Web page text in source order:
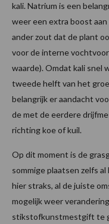
kali. Natrium is een
weer een extra boost aan
ander zout dat de plant
voor de interne
waarde). Omdat kali snel
tweede helft van het
belangrijk er aandacht
de met de eerdere
richting koe of kuil.
Op dit moment is de
sommige plaatsen zelfs
hier straks, al de juiste
mogelijk weer
stikstofkunstmestgift te